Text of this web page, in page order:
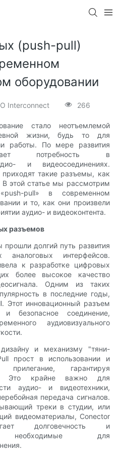
(push-pull)
оборудовании
Interconnect 266
стало неотъемлемой
жизни, будь то для
работы. По мере развития
потребность в
и видеосоединениях.
такие разъемы, как
этой статье мы рассмотрим
pull» в современном
и то, как они произвели
аудио- и видеоконтента.
разъемов
долгий путь развития
интерфейсов.
к разработке цифровых
более высокое качество
Одним из таких
в последние годы,
Этот инновационный разъем
и безопасное соединение,
аудиовизуального
и механизму "тяни-
прост в использовании и
прилегание, гарантируя
Это крайне важно для
аудио- и видеотехники,
передача сигналов.
треки в студии, или
видеоматериалы, Conector
долговечность и
необходимые для